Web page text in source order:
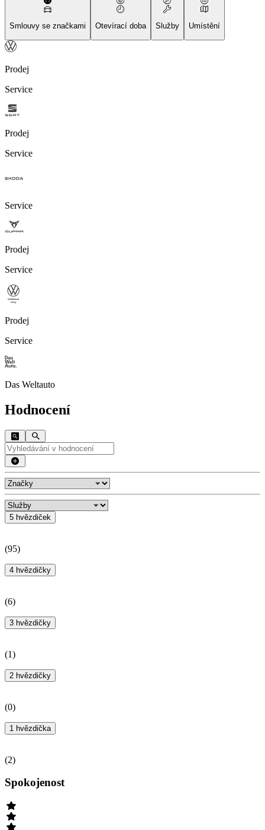
Smlouvy se značkami Otevírací doba Služby Umístění
Prodej
Service
Prodej
Service
Service
Prodej
Service
Prodej
Service
Das Weltauto
Hodnocení
5 hvězdiček
(95)
4 hvězdičky
(6)
3 hvězdičky
(1)
2 hvězdičky
(0)
1 hvězdička
(2)
Spokojenost